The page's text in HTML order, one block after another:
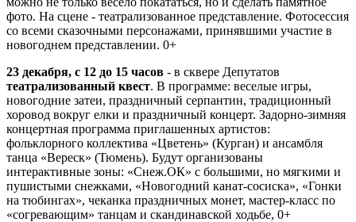
фото. На сцене - театрализованное представление. Фотосессия
со всеми сказочными персонажами, принявшими участие в
новогоднем представлении. 0+
23 декабря, с 12 до 15 часов - в сквере Депутатов
театрализованный квест. В программе: веселые игры,
новогодние затеи, праздничный серпантин, традиционный
хоровод вокруг елки и праздничный концерт. Задорно-зимняя
концертная программа приглашенных артистов:
фольклорного коллектива «Цветень» (Курган) и ансамбля
танца «Вереск» (Тюмень). Будут организованы
интерактивные зоны: «Снеж.ОК» с большими, но мягкими и
пушистыми снежками, «Новогодний канат-сосиска», «Гонки
на тюбингах», чеканка праздничных монет, мастер-класс по
«согревающим» танцам и скандинавской ходьбе, 0+